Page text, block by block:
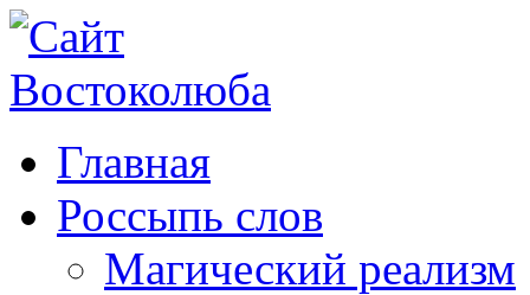
Главная
Россыпь слов
Магический реализм